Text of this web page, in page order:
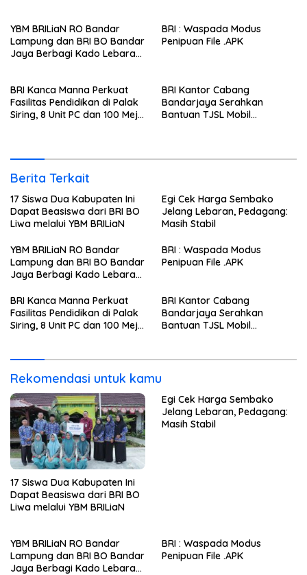
YBM BRILiaN RO Bandar
Lampung dan BRI BO Bandar
Jaya Berbagi Kado Lebaran
BRI : Waspada Modus
Penipuan File .APK
BRI Kanca Manna Perkuat
Fasilitas Pendidikan di Palak
Siring, 8 Unit PC dan 100 Meja
BRI Kantor Cabang
Bandarjaya Serahkan
Bantuan TJSL Mobil
Berita Terkait
17 Siswa Dua Kabupaten Ini
Dapat Beasiswa dari BRI BO
Liwa melalui YBM BRILiaN
Egi Cek Harga Sembako
Jelang Lebaran, Pedagang:
Masih Stabil
YBM BRILiaN RO Bandar
Lampung dan BRI BO Bandar
Jaya Berbagi Kado Lebaran
BRI : Waspada Modus
Penipuan File .APK
BRI Kanca Manna Perkuat
Fasilitas Pendidikan di Palak
Siring, 8 Unit PC dan 100 Meja
BRI Kantor Cabang
Bandarjaya Serahkan
Bantuan TJSL Mobil
Rekomendasi untuk kamu
17 Siswa Dua Kabupaten Ini
Dapat Beasiswa dari BRI BO
Liwa melalui YBM BRILiaN
Egi Cek Harga Sembako
Jelang Lebaran, Pedagang:
Masih Stabil
YBM BRILiaN RO Bandar
Lampung dan BRI BO Bandar
Jaya Berbagi Kado Lebaran
BRI : Waspada Modus
Penipuan File .APK